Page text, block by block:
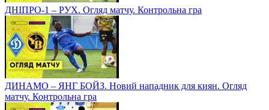
ДНІПРО-1 – РУХ. Огляд матчу. Контрольна гра
ДИНАМО – ЯНГ БОЙЗ. Новий нападник для киян. Огляд
матчу. Контрольна гра